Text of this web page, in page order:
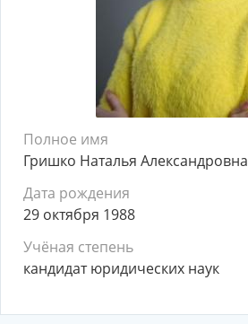
Полное имя
Гришко Наталья Александровна
Дата рождения
29 октября 1988
Учёная степень
кандидат юридических наук